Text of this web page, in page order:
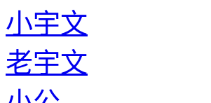
小宇文
老宇文